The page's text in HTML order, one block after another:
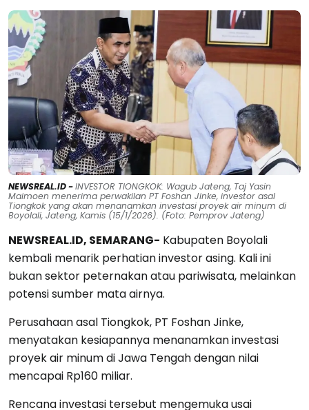
NEWSREAL.ID -INVESTOR TIONGKOK: Wagub Jateng, Taj Yasin
Maimoen menerima perwakilan PT Foshan Jinke, investor asal
Tiongkok yang akan menanamkan investasi proyek air minum di
Boyolali, Jateng, Kamis (15/1/2026). (Foto: Pemprov Jateng)
NEWSREAL.ID, SEMARANG- Kabupaten Boyolali
kembali menarik perhatian investor asing. Kali ini
bukan sektor peternakan atau pariwisata, melainkan
potensi sumber mata airnya.
Perusahaan asal Tiongkok, PT Foshan Jinke,
menyatakan kesiapannya menanamkan investasi
proyek air minum di Jawa Tengah dengan nilai
mencapai Rp160 miliar.
Rencana investasi tersebut mengemuka usai